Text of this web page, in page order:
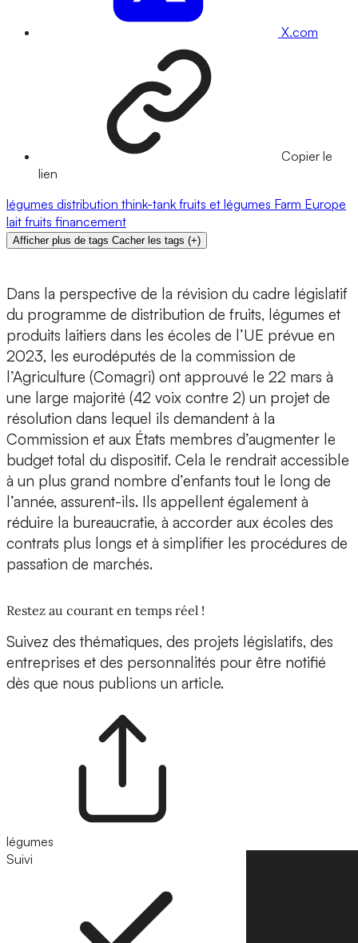
X.com
Copier le
lien
légumes distribution think-tank fruits et légumes Farm Europe
lait fruits financement
Afficher plus de tags Cacher les tags (+)
Dans la perspective de la révision du cadre législatif
du programme de distribution de fruits, légumes et
produits laitiers dans les écoles de l’UE prévue en
2023, les eurodéputés de la commission de
l’Agriculture (Comagri) ont approuvé le 22 mars à
une large majorité (42 voix contre 2) un projet de
résolution dans lequel ils demandent à la
Commission et aux États membres d’augmenter le
budget total du dispositif. Cela le rendrait accessible
à un plus grand nombre d’enfants tout le long de
l’année, assurent-ils. Ils appellent également à
réduire la bureaucratie, à accorder aux écoles des
contrats plus longs et à simplifier les procédures de
passation de marchés.
Restez au courant en temps réel !
Suivez des thématiques, des projets législatifs, des
entreprises et des personnalités pour être notifié
dès que nous publions un article.
légumes
Suivi